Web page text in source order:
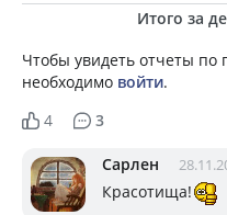
Итого за
Чтобы увидеть отчеты по
необходимо войти.
4
3
Сарлен
Красотища!